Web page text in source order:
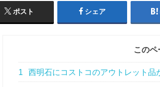
ポスト シェア
このペ
1 西明石にコストコのアウトレット品